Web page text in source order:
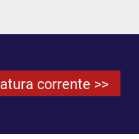
corrente >>